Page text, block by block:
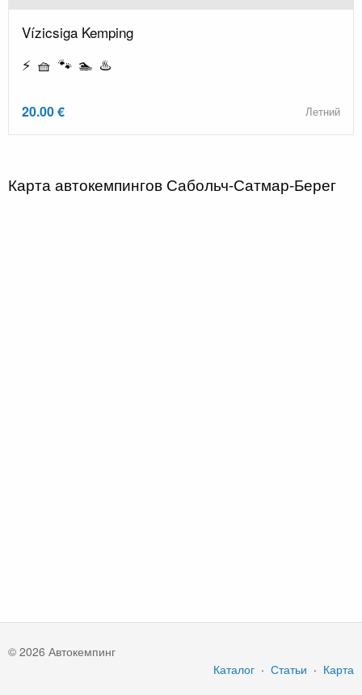
Vízicsiga Kemping
⚡ 🧺 🐾 🏊 ♨️
20.00 € Летний
Карта автокемпингов Сабольч-Сатмар-Берег
© 2026 Автокемпинг
Каталог · Статьи · Карта